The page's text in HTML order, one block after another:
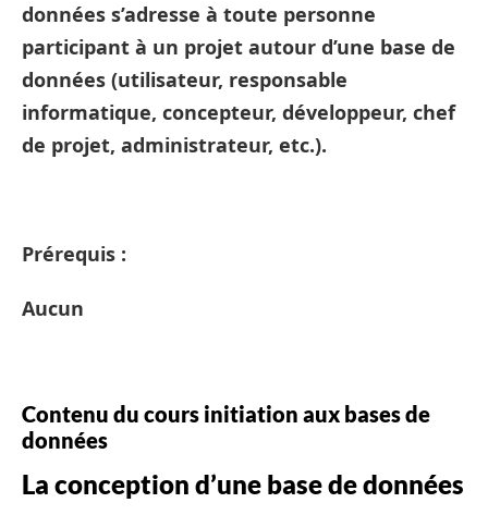
données s’adresse à toute personne
participant à un projet autour d’une base de
données (utilisateur, responsable
informatique, concepteur, développeur, chef
de projet, administrateur, etc.).
Prérequis :
Aucun
Contenu du cours initiation aux bases de
données
La conception d’une base de données